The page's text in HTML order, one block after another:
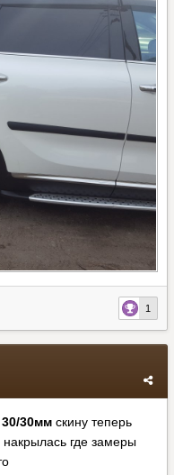
1
30/30мм скину теперь
где замеры